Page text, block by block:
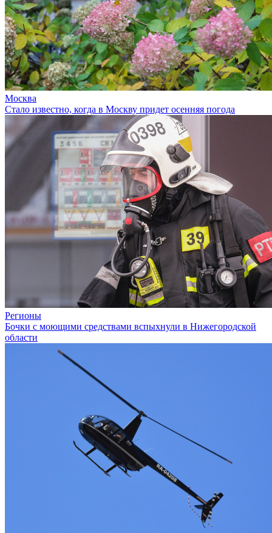
Москва
Стало известно, когда в Москву придет осенняя погода
Регионы
Бочки с моющими средствами вспыхнули в Нижегородской
области